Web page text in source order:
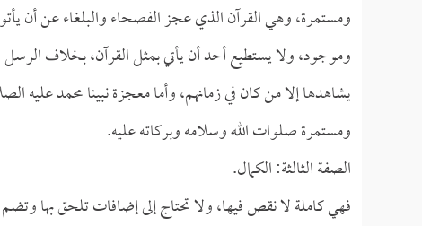
ومستمرة، وهي القرآن الذي عجز الفصحاء والبلغاء عن أن
وموجود، ولا يستطيع أحد أن يأتي بمثل القرآن، بخلاف الرسل
يشاهدها إلا من كان في زمانهم، وأما معجزة نبينا محمد عليه
ومستمرة صلوات الله وسلامه وبركاته عليه.
الصفة الثالثة: الكمال.
فهي كاملة لا نقص فيها، ولا تحتاج إلى إضافات تلحق بها وتضم